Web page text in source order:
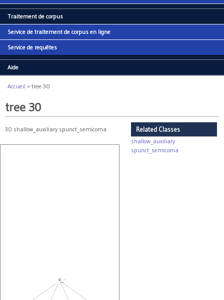
Traitement de corpus
Service de traitement de corpus en ligne
Service de requêtes
Aide
Vous êtes ici
Accueil » tree 30
tree 30
30 shallow_auxiliary spunct_semicoma
S
Root
-
Related Classes
shallow_auxiliary
spunct_semicoma